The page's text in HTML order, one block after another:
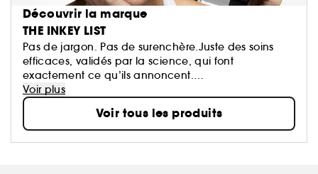
Découvrir la marque
THE INKEY LIST
Pas de jargon. Pas de surenchère.Juste des soins
efficaces, validés par la science, qui font
exactement ce qu’ils annoncent.
The INKEY List vous montre ce dont votre peau a
vraiment besoin, pas ce qui est simplement
tendance. Que vous soyez novice en soins ou déjà
expert·e avec une routine bien installée, INKEY est
toujours à vos côtés, avec innovation, pédagogie et
Voir plus
Voir tous les produits